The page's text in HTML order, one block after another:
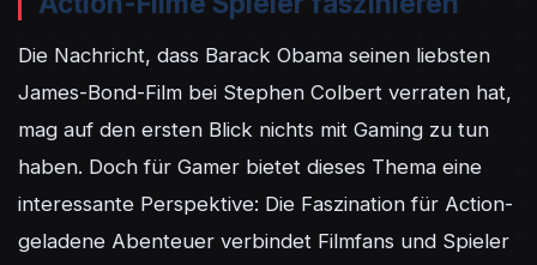
Die Nachricht, dass Barack Obama seinen liebsten
James-Bond-Film bei Stephen Colbert verraten hat,
mag auf den ersten Blick nichts mit Gaming zu tun
haben. Doch für Gamer bietet dieses Thema eine
interessante Perspektive: Die Faszination für Action-
geladene Abenteuer verbindet Filmfans und Spieler